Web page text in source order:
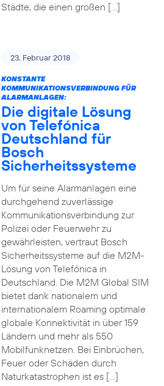
Städte, die einen großen […]
23. Februar 2018
KONSTANTE
KOMMUNIKATIONSVERBINDUNG FÜR
ALARMANLAGEN:
Die digitale Lösung
von Telefónica
Deutschland für
Bosch
Sicherheitssysteme
Um für seine Alarmanlagen eine
durchgehend zuverlässige
Kommunikationsverbindung zur
Polizei oder Feuerwehr zu
gewährleisten, vertraut Bosch
Sicherheitssysteme auf die M2M-
Lösung von Telefónica in
Deutschland. Die M2M Global SIM
bietet dank nationalem und
internationalem Roaming optimale
globale Konnektivität in über 159
Ländern und mehr als 550
Mobilfunknetzen. Bei Einbrüchen,
Feuer oder Schäden durch
Naturkatastrophen ist es […]